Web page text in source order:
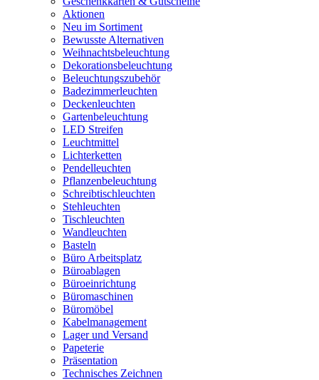
Aktionen
Neu im Sortiment
Bewusste Alternativen
Weihnachtsbeleuchtung
Dekorationsbeleuchtung
Beleuchtungszubehör
Badezimmerleuchten
Deckenleuchten
Gartenbeleuchtung
LED Streifen
Leuchtmittel
Lichterketten
Pendelleuchten
Pflanzenbeleuchtung
Schreibtischleuchten
Stehleuchten
Tischleuchten
Wandleuchten
Basteln
Büro Arbeitsplatz
Büroablagen
Büroeinrichtung
Büromaschinen
Büromöbel
Kabelmanagement
Lager und Versand
Papeterie
Präsentation
Technisches Zeichnen